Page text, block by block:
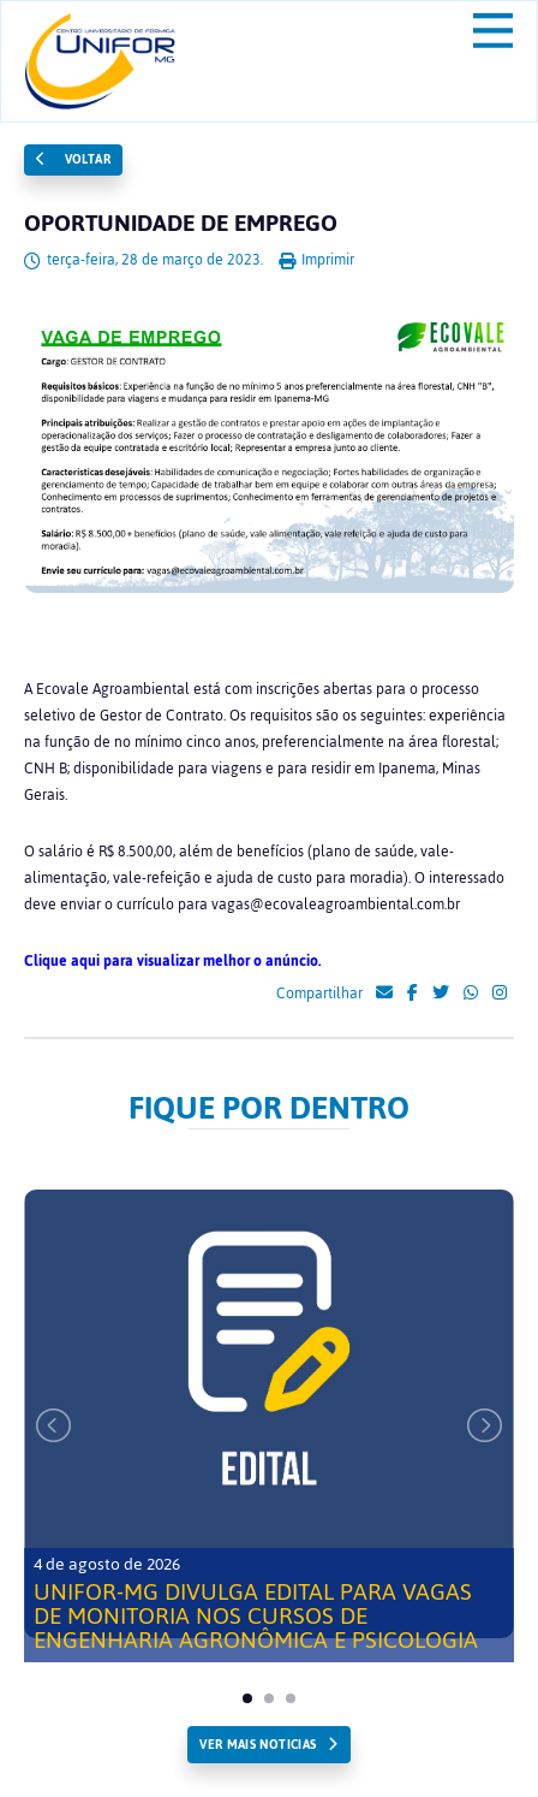
VOLTAR
OPORTUNIDADE DE EMPREGO
terça-feira, 28 de março de 2023. Imprimir
A Ecovale Agroambiental está com inscrições abertas para o processo
seletivo de Gestor de Contrato. Os requisitos são os seguintes: experiência
na função de no mínimo cinco anos, preferencialmente na área florestal;
CNH B; disponibilidade para viagens e para residir em Ipanema, Minas
Gerais.
O salário é R$ 8.500,00, além de benefícios (plano de saúde, vale-
alimentação, vale-refeição e ajuda de custo para moradia). O interessado
deve enviar o currículo para vagas@ecovaleagroambiental.com.br
Clique aqui para visualizar melhor o anúncio.
Compartilhar
FIQUE POR DENTRO
4 de agosto de 2026
UNIFOR-MG DIVULGA EDITAL PARA VAGAS
DE MONITORIA NOS CURSOS DE
ENGENHARIA AGRONÔMICA E PSICOLOGIA
VER MAIS NOTICIAS